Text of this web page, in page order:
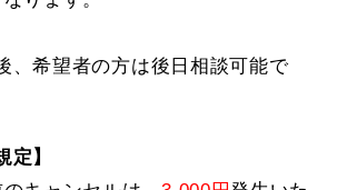
、希望者の方は後日相談可能で
定】